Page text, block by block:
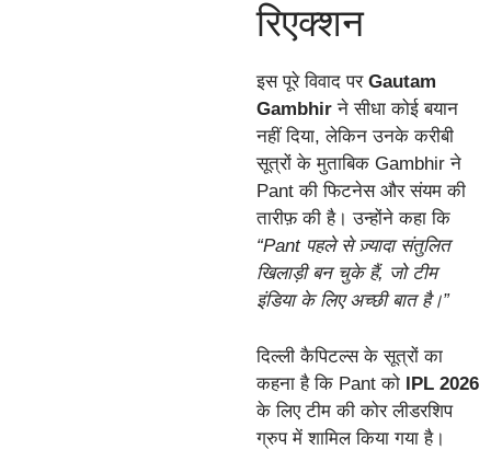
रिएक्शन
इस पूरे विवाद पर Gautam
Gambhir ने सीधा कोई बयान
नहीं दिया, लेकिन उनके करीबी
सूत्रों के मुताबिक Gambhir ने
Pant की फिटनेस और संयम की
तारीफ़ की है। उन्होंने कहा कि
“Pant पहले से ज़्यादा संतुलित
खिलाड़ी बन चुके हैं, जो टीम
इंडिया के लिए अच्छी बात है।”
दिल्ली कैपिटल्स के सूत्रों का
कहना है कि Pant को IPL 2026
के लिए टीम की कोर लीडरशिप
ग्रुप में शामिल किया गया है।